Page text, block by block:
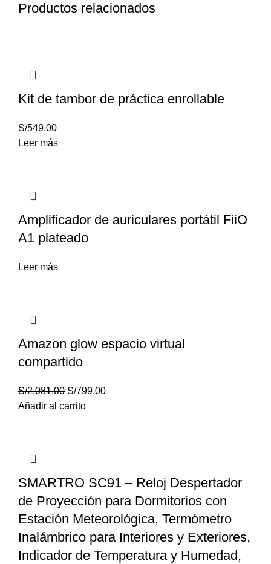
Productos relacionados
Kit de tambor de práctica enrollable
S/549.00
Leer más
Amplificador de auriculares portátil FiiO
A1 plateado
Leer más
Amazon glow espacio virtual
compartido
S/2,081.00 S/799.00
Añadir al carrito
SMARTRO SC91 – Reloj Despertador
de Proyección para Dormitorios con
Estación Meteorológica, Termómetro
Inalámbrico para Interiores y Exteriores,
Indicador de Temperatura y Humedad,